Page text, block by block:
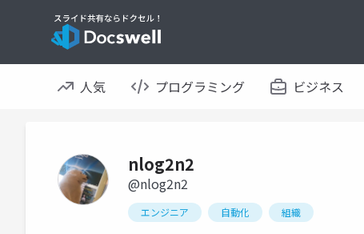
人気 プログラミング ビジネス
nlog2n2
@nlog2n2
エンジニア 自動化 組織